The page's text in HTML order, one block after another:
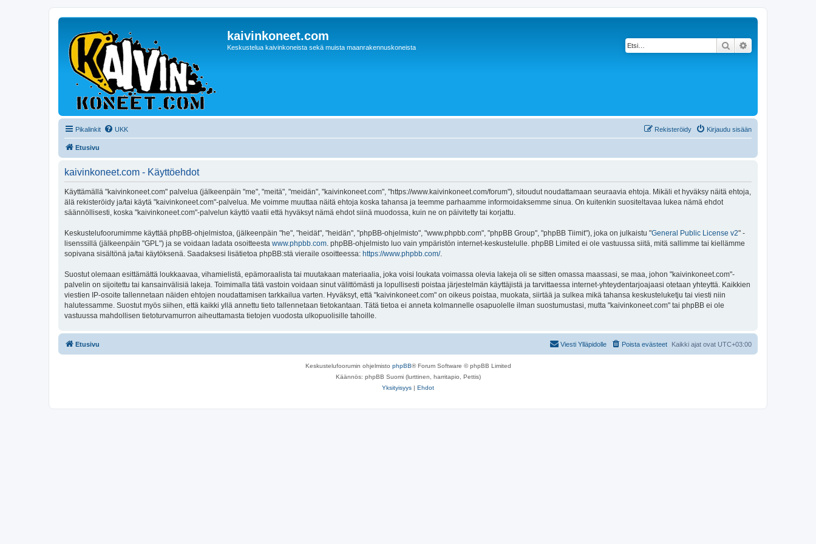
kaivinkoneet.com
Keskustelua kaivinkoneista sekä muista maanrakennuskoneista Etsi
Pikalinkit UKK Kirjaudu sisään
Rekisteröidy
Etusivu
kaivinkoneet.com - Käyttöehdot
Käyttämällä "kaivinkoneet.com" palvelua (jälkeenpäin "me", "meitä", "meidän", "kaivinkoneet.com", "https://www.kaivinkoneet.com/forum"), sitoudut noudattamaan seuraavia ehtoja. Mikäli et hyväksy näitä ehtoja,
älä rekisteröidy ja/tai käytä "kaivinkoneet.com"-palvelua. Me voimme muuttaa näitä ehtoja koska tahansa ja teemme parhaamme informoidaksemme sinua. On kuitenkin suositeltavaa lukea nämä ehdot
säännöllisesti, koska "kaivinkoneet.com"-palvelun käyttö vaatii että hyväksyt nämä ehdot siinä muodossa, kuin ne on päivitetty tai korjattu.
Keskustelufoorumimme käyttää phpBB-ohjelmistoa, (jälkeenpäin "he", "heidät", "heidän", "phpBB-ohjelmisto", "www.phpbb.com", "phpBB Group", "phpBB Tiimit"), joka on julkaistu "General Public License v2" -
lisenssillä (jälkeenpäin "GPL") ja se voidaan ladata osoitteesta www.phpbb.com. phpBB-ohjelmisto luo vain ympäristön internet-keskustelulle. phpBB Limited ei ole vastuussa siitä, mitä sallimme tai kiellämme
sopivana sisältönä ja/tai käytöksenä. Saadaksesi lisätietoa phpBB:stä vieraile osoitteessa: https://www.phpbb.com/.
Suostut olemaan esittämättä loukkaavaa, vihamielistä, epämoraalista tai muutakaan materiaalia, joka voisi loukata voimassa olevia lakeja oli se sitten omassa maassasi, se maa, johon "kaivinkoneet.com"-
palvelin on sijoitettu tai kansainvälisiä lakeja. Toimimalla tätä vastoin voidaan sinut välittömästi ja lopullisesti poistaa järjestelmän käyttäjistä ja tarvittaessa internet-yhteydentarjoajaasi otetaan yhteyttä. Kaikkien
viestien IP-osoite tallennetaan näiden ehtojen noudattamisen tarkkailua varten. Hyväksyt, että "kaivinkoneet.com" on oikeus poistaa, muokata, siirtää ja sulkea mikä tahansa keskusteluketju tai viesti niin
halutessamme. Suostut myös siihen, että kaikki yllä annettu tieto tallennetaan tietokantaan. Tätä tietoa ei anneta kolmannelle osapuolelle ilman suostumustasi, mutta "kaivinkoneet.com" tai phpBB ei ole
vastuussa mahdollisen tietoturvamurron aiheuttamasta tietojen vuodosta ulkopuolisille tahoille.
Etusivu Kaikki ajat ovat UTC+03:00
Poista evästeet
Viesti Ylläpidolle
Keskustelufoorumin ohjelmisto phpBB® Forum Software © phpBB Limited
Käännös: phpBB Suomi (lurttinen, harritapio, Pettis)
Yksityisyys | Ehdot